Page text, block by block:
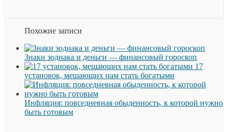
Похожие записи
Знаки зодиака и деньги — финансовый гороскоп
17
установок, мешающих нам стать богатыми
Инфляция: повседневная обыденность, к которой нужно
быть готовым